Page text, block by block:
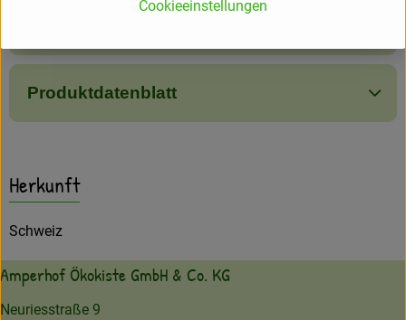
Produktdatenblatt
Herkunft
Schweiz
Amperhof Ökokiste GmbH & Co. KG
Neuriesstraße 9
Cookieeinstellungen